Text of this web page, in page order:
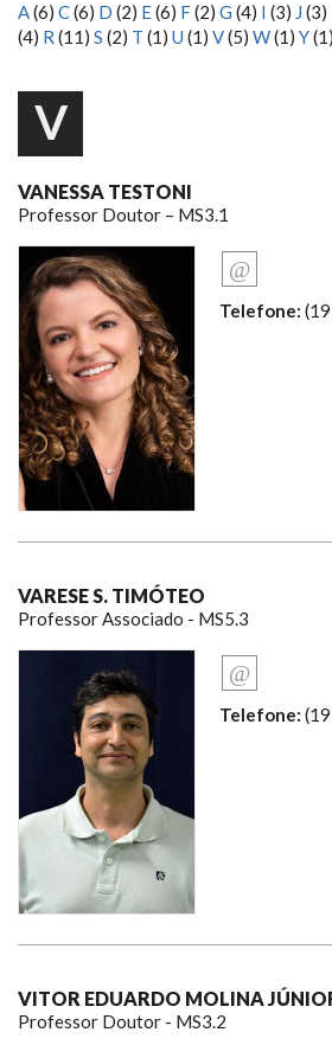
A(6) C(6) D (2) E(6) F(2) G (4) I (3) J (3)
(4) R (11) S (2) T (1) U (1) V(5) W(1) Y(1)
V
VANESSA TESTONI
Professor Doutor – MS3.1
Telefone:
VARESE S. TIMÓTEO
Professor Associado - MS5.3
Telefone:
VITOR EDUARDO MOLINA
Professor Doutor - MS3.2